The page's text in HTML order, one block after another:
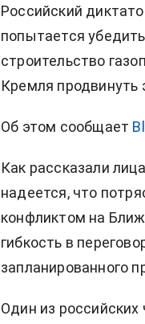
Российский
попытается
строительство
Кремля продвинуть
Об этом сообщает
Как рассказали
надеется, что
конфликтом на
гибкость в
запланированного
Один из